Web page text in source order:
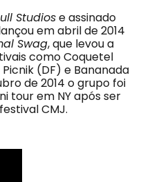
Studiose assinado
em abril de 2014
Swag, que levou a
como Coquetel
(DF) e Bananada
de 2014 o grupo foi
tour em NY após ser
CMJ.